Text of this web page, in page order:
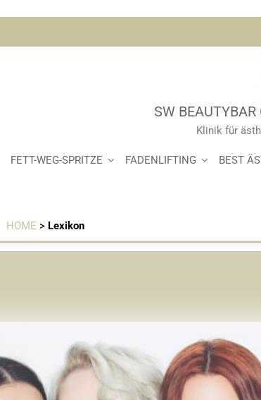
SW
Klinik für
FETT-WEG-SPRITZE FADENLIFTING BEST
HOME > Lexikon